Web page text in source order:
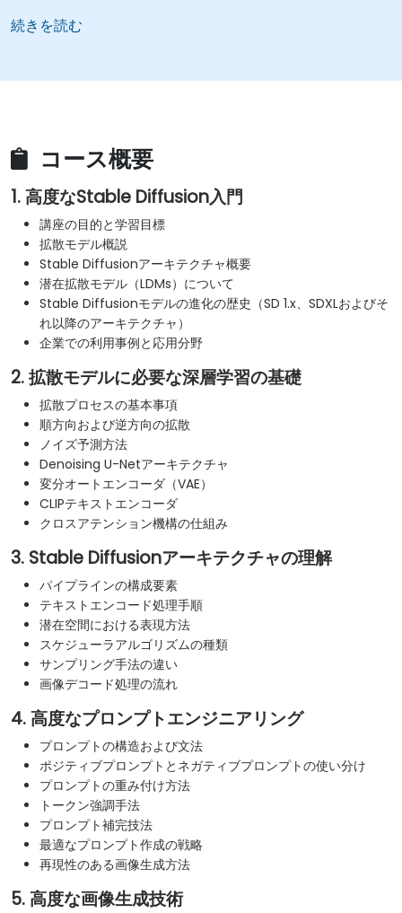
続きを読む
コース概要
1. 高度なStable Diffusion入門
講座の目的と学習目標
拡散モデル概説
Stable Diffusionアーキテクチャ概要
潜在拡散モデル（LDMs）について
Stable Diffusionモデルの進化の歴史（SD 1.x、SDXLおよびそ
れ以降のアーキテクチャ）
企業での利用事例と応用分野
2. 拡散モデルに必要な深層学習の基礎
拡散プロセスの基本事項
順方向および逆方向の拡散
ノイズ予測方法
Denoising U-Netアーキテクチャ
変分オートエンコーダ（VAE）
CLIPテキストエンコーダ
クロスアテンション機構の仕組み
3. Stable Diffusionアーキテクチャの理解
パイプラインの構成要素
テキストエンコード処理手順
潜在空間における表現方法
スケジューラアルゴリズムの種類
サンプリング手法の違い
画像デコード処理の流れ
4. 高度なプロンプトエンジニアリング
プロンプトの構造および文法
ポジティブプロンプトとネガティブプロンプトの使い分け
プロンプトの重み付け方法
トークン強調手法
プロンプト補完技法
最適なプロンプト作成の戦略
再現性のある画像生成方法
5. 高度な画像生成技術